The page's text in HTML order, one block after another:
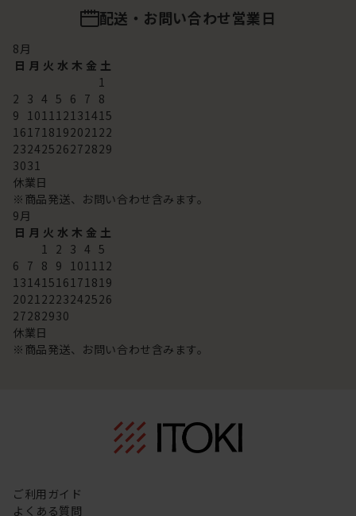
配送・お問い合わせ営業日
8月
日 月 火 水 木 金 土
1
2 3 4 5 6 7 8
9 101112131415
16171819202122
23242526272829
3031
休業日
※商品発送、お問い合わせ含みます。
9月
日 月 火 水 木 金 土
1 2 3 4 5
6 7 8 9 101112
13141516171819
20212223242526
27282930
休業日
※商品発送、お問い合わせ含みます。
ご利用ガイド
よくある質問